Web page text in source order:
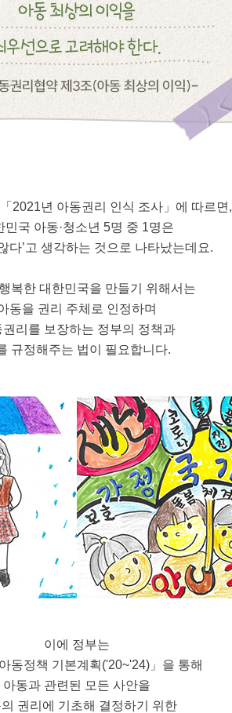
2021년 아동권리 인식 조사」에 따르면,
민국 아동·청소년 5명 중 1명은
다’고 생각하는 것으로 나타났는데요.
복한 대한민국을 만들기 위해서는
동을 권리 주체로 인정하며
권리를 보장하는 정부의 정책과
규정해주는 법이 필요합니다.
이에 정부는
아동정책 기본계획('20~'24)」을 통해
아동과 관련된 모든 사안을
권리에 기초해 결정하기 위한